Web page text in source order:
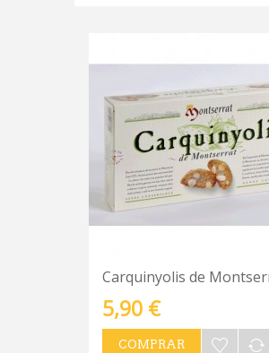
Carquinyolis de
5,90 €
COMPRAR